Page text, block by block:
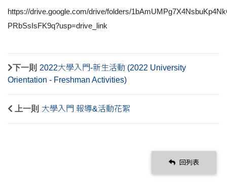
https://drive.google.com/drive/folders/
PRbSsIsFK9q?usp=drive_link
下一則 2022大學入門-新生活動 (2022 University
Orientation - Freshman Activities)
上一則 大學入門 報導&活動花絮
回列表